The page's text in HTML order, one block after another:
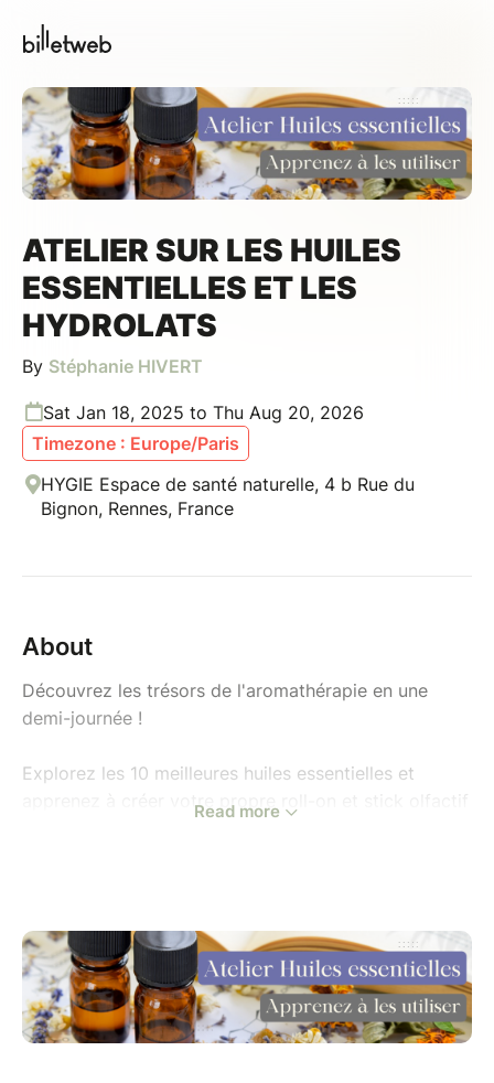
ATELIER SUR LES HUILES
ESSENTIELLES ET LES
HYDROLATS
By Stéphanie HIVERT
Sat Jan 18, 2025 to Thu Aug 20, 2026
Timezone : Europe/Paris
HYGIE Espace de santé naturelle, 4 b Rue du
Bignon, Rennes, France
About
Découvrez les trésors de l'aromathérapie en une
demi-journée !
Explorez les 10 meilleures huiles essentielles et
apprenez à créer votre propre roll-on et stick olfactif
propriétés bénéfiques
- Créer votre propre roll-on et stick olfactif pour
prendre soin de vous
- Méditation olfactive
Read more